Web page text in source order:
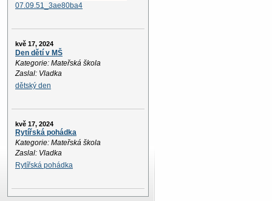
07.09.51_3ae80ba4
kvě 17, 2024
Den dětí v MŠ
Kategorie: Mateřská škola
Zaslal: Vladka
dětský den
kvě 17, 2024
Rytířská pohádka
Kategorie: Mateřská škola
Zaslal: Vladka
Rytířská pohádka